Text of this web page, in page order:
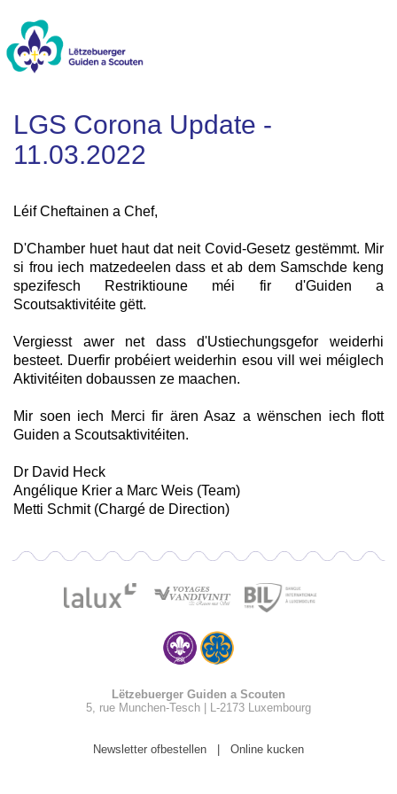
LGS Corona Update -
11.03.2022
Léif Cheftainen a Chef,
D'Chamber huet haut dat neit Covid-Gesetz gestëmmt. Mir
si frou iech matzedeelen dass et ab dem Samschde keng
spezifesch Restriktioune méi fir d'Guiden a
Scoutsaktivitéite gëtt.
Vergiesst awer net dass d'Ustiechungsgefor weiderhi
besteet. Duerfir probéiert weiderhin esou vill wei méiglech
Aktivitéiten dobaussen ze maachen.
Mir soen iech Merci fir ären Asaz a wënschen iech flott
Guiden a Scoutsaktivitéiten.
Dr David Heck
Angélique Krier a Marc Weis (Team)
Metti Schmit (Chargé de Direction)
Lëtzebuerger Guiden a Scouten
5, rue Munchen-Tesch | L-2173 Luxembourg
Newsletter ofbestellen Online kucken